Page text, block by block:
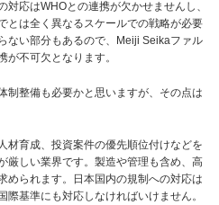
応はWHOとの連携が欠かせませんし、
とは全く異なるスケールでの戦略が必要
ない部分もあるので、Meiji Seikaファル
が不可欠となります。
制整備も必要かと思いますが、その点は
材育成、投資案件の優先順位付けなどを
厳しい業界です。製造や管理も含め、高
められます。日本国内の規制への対応は
基準にも対応しなければいけません。